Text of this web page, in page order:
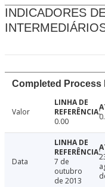
INDICADORES
Completed Process
Valor
0.00
Data
7 de
outubro
de 2013